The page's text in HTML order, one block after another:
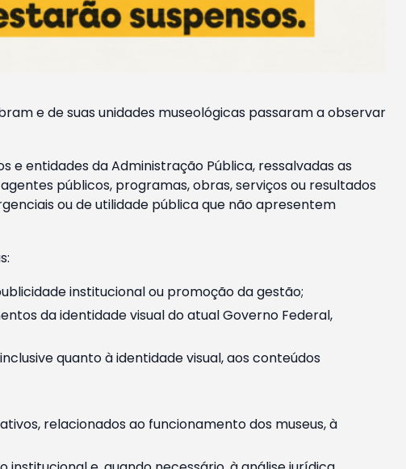
e de suas unidades museológicas passaram a observar
e entidades da Administração Pública, ressalvadas as
públicos, programas, obras, serviços ou resultados
ou de utilidade pública que não apresentem
institucional ou promoção da gestão;
da identidade visual do atual Governo Federal,
quanto à identidade visual, aos conteúdos
relacionados ao funcionamento dos museus, à